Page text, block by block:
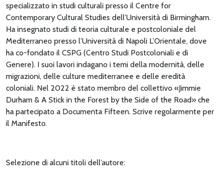
specializzato in studi culturali presso il Centre for
Contemporary Cultural Studies dell’Università di Birmingham.
Ha insegnato studi di teoria culturale e postcoloniale del
Mediterraneo presso l’Università di Napoli L’Orientale, dove
ha co-fondato il CSPG (Centro Studi Postcoloniali e di
Genere). I suoi lavori indagano i temi della modernità, delle
migrazioni, delle culture mediterranee e delle eredità
coloniali. Nel 2022 è stato membro del collettivo «Jimmie
Durham & A Stick in the Forest by the Side of the Road» che
ha partecipato a Documenta Fifteen. Scrive regolarmente per
il Manifesto.
Selezione di alcuni titoli dell’autore: